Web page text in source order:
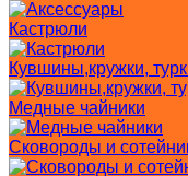
Кастрюли
Кувшины,кружки,
Медные чайники
Сковороды и